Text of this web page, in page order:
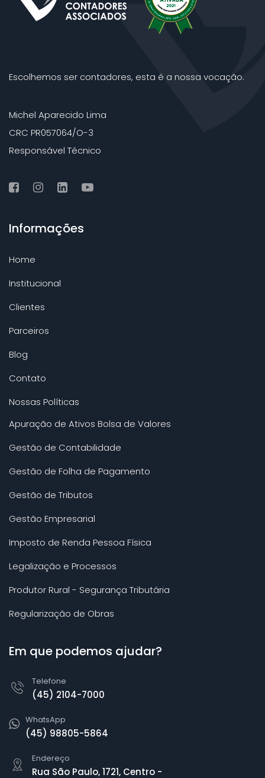
Escolhemos ser contadores, esta é a nossa vocação.
Michel Aparecido Lima
CRC PR057064/O-3
Responsável Técnico
Informações
Home
Institucional
Clientes
Parceiros
Blog
Contato
Nossas Políticas
Apuração de Ativos Bolsa de Valores
Gestão de Contabilidade
Gestão de Folha de Pagamento
Gestão de Tributos
Gestão Empresarial
Imposto de Renda Pessoa Física
Legalização e Processos
Produtor Rural - Segurança Tributária
Regularização de Obras
Em que podemos ajudar?
Telefone
(45) 2104-7000
WhatsApp
(45) 98805-5864
Endereço
Rua São Paulo, 1721, Centro -